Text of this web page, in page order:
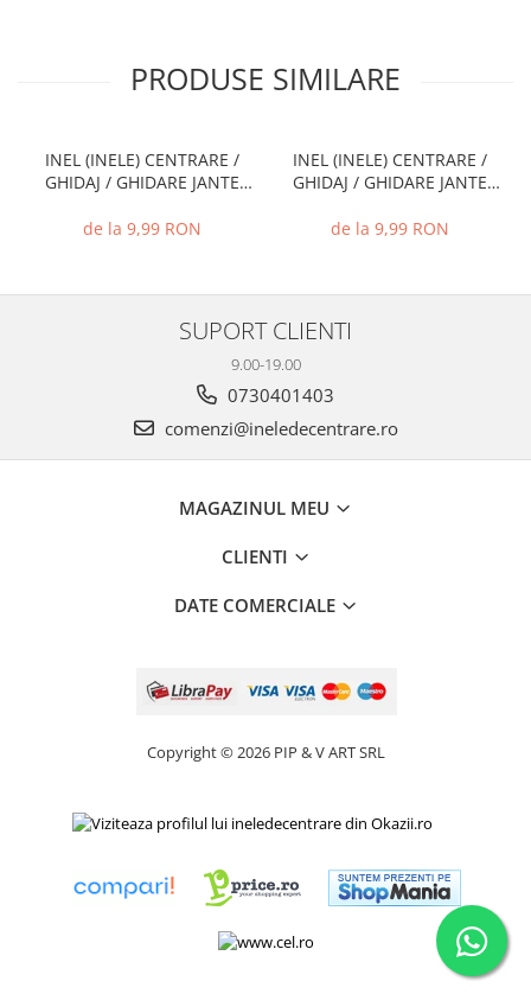
PRODUSE SIMILARE
INEL (INELE) CENTRARE /
GHIDAJ / GHIDARE JANTE
de la 9,99 RON
INEL (INELE) CENTRARE /
GHIDAJ / GHIDARE JANTE
de la 9,99 RON
SUPORT CLIENTI
9.00-19.00
0730401403
comenzi@ineledecentrare.ro
MAGAZINUL MEU
CLIENTI
DATE COMERCIALE
Copyright © 2026 PIP & V ART SRL